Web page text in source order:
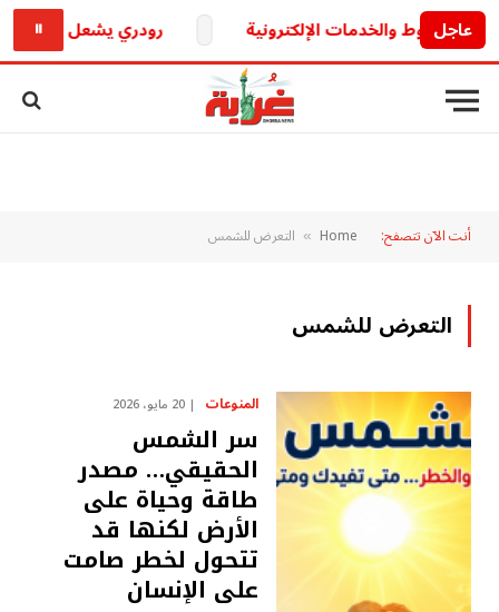
عاجل رودري يشعل الميركاتو
⏸
أنت الآن تتصفح: Home
» التعرض للشمس
التعرض للشمس
المنوعات 20 مايو، 2026
سر الشمس
الحقيقي… مصدر
طاقة وحياة على
الأرض لكنها قد
تتحول لخطر صامت
على الإنسان